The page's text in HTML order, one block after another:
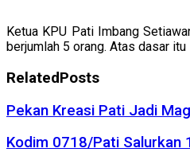
Ketua KPU Pati Imbang
berjumlah 5 orang. Atas dasar
RelatedPosts
Pekan Kreasi Pati Jadi
Kodim 0718/Pati Salurkan